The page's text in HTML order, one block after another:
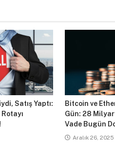
Satış Yaptı:
Bitcoin ve
Gün: 28
Vade Bugün
Aralık 26, 2025